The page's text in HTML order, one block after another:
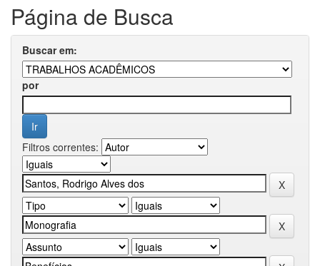
Página de Busca
Buscar em:
por
Filtros correntes: